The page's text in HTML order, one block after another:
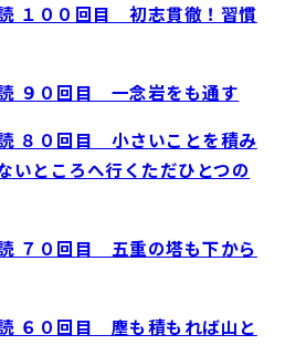
読 １００回目 初志貫徹！習慣
９０回目 一念岩をも通す
読 ８０回目 小さいことを積み
いところへ行くただひとつの
７０回目 五重の塔も下から
６０回目 塵も積もれば山と